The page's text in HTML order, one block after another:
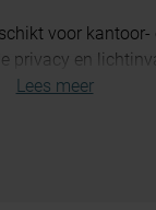
voor
privacy en
zet het